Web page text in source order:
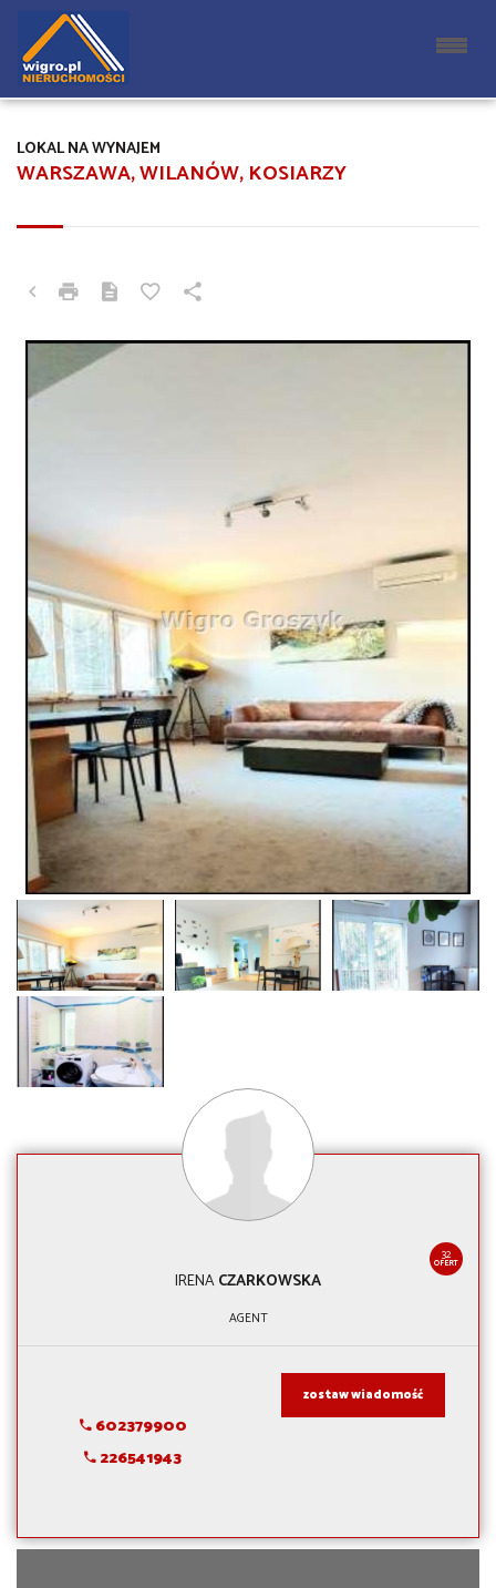
WARSZAWA, WILANÓW, KOSIARZY
LOKAL NA WYNAJEM
32
OFERT
IRENACZARKOWSKA
AGENT
602379900
226541943
zostaw wiadomość